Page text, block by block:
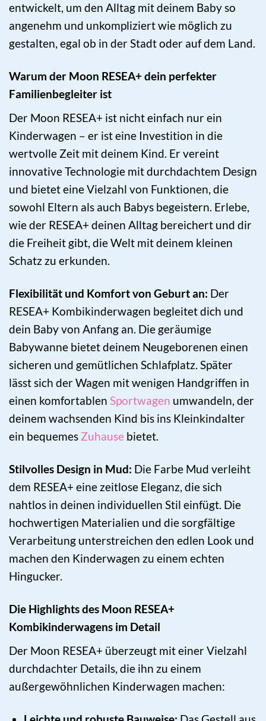
entwickelt, um den Alltag mit deinem Baby so
angenehm und unkompliziert wie möglich zu
gestalten, egal ob in der Stadt oder auf dem Land.
Warum der Moon RESEA+ dein perfekter
Familienbegleiter ist
Der Moon RESEA+ ist nicht einfach nur ein
Kinderwagen – er ist eine Investition in die
wertvolle Zeit mit deinem Kind. Er vereint
innovative Technologie mit durchdachtem Design
und bietet eine Vielzahl von Funktionen, die
sowohl Eltern als auch Babys begeistern. Erlebe,
wie der RESEA+ deinen Alltag bereichert und dir
die Freiheit gibt, die Welt mit deinem kleinen
Schatz zu erkunden.
Flexibilität und Komfort von Geburt an: Der
RESEA+ Kombikinderwagen begleitet dich und
dein Baby von Anfang an. Die geräumige
Babywanne bietet deinem Neugeborenen einen
sicheren und gemütlichen Schlafplatz. Später
lässt sich der Wagen mit wenigen Handgriffen in
einen komfortablen Sportwagen umwandeln, der
deinem wachsenden Kind bis ins Kleinkindalter
ein bequemes Zuhause bietet.
Stilvolles Design in Mud: Die Farbe Mud verleiht
dem RESEA+ eine zeitlose Eleganz, die sich
nahtlos in deinen individuellen Stil einfügt. Die
hochwertigen Materialien und die sorgfältige
Verarbeitung unterstreichen den edlen Look und
machen den Kinderwagen zu einem echten
Hingucker.
Die Highlights des Moon RESEA+
Kombikinderwagens im Detail
Der Moon RESEA+ überzeugt mit einer Vielzahl
durchdachter Details, die ihn zu einem
außergewöhnlichen Kinderwagen machen: